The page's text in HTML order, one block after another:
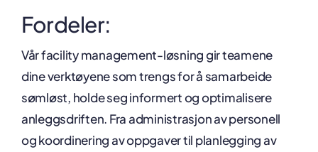
Fordeler:
Vår facility management-løsning gir teamene
dine verktøyene som trengs for å samarbeide
sømløst, holde seg informert og optimalisere
anleggsdriften. Fra administrasjon av personell
og koordinering av oppgaver til planlegging av